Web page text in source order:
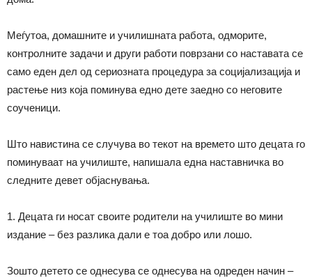
Меѓутоа, домашните и училишната работа, одморите,
контролните задачи и други работи поврзани со наставата се
само еден дел од сериозната процедура за социјализација и
растење низ која поминува едно дете заедно со неговите
соученици.
Што навистина се случува во текот на времето што децата го
поминуваат на училиште, напишала една наставничка во
следните девет објаснувања.
1. Децата ги носат своите родители на училиште во мини
издание – без разлика дали е тоа добро или лошо.
Зошто детето се однесува се однесува на одреден начин –